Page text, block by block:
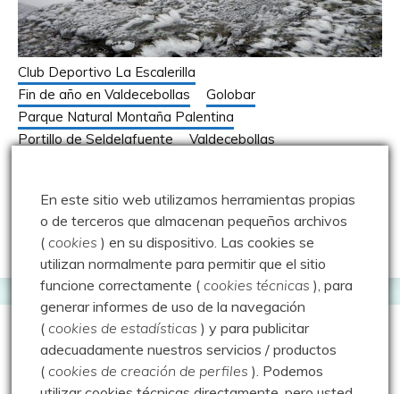
Club Deportivo La Escalerilla
Fin de año en Valdecebollas
Golobar
Parque Natural Montaña Palentina
Portillo de Seldelafuente
Valdecebollas
31 diciembre 2017
En este sitio web utilizamos herramientas propias
o de terceros que almacenan pequeños archivos
(cookies ) en su dispositivo. Las cookies se
utilizan normalmente para permitir que el sitio
funcione correctamente (cookies técnicas ), para
generar informes de uso de la navegación
(cookies de estadísticas ) y para publicitar
adecuadamente nuestros servicios / productos
(cookies de creación de perfiles ). Podemos